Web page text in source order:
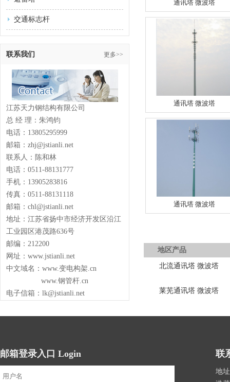
交通标志杆
联系我们 更多>>
江苏天力钢结构有限公司
总 经 理：朱鸿钧
电话：13805295999
邮箱：zhj@jstianli.net
联系人：陈和林
电话：0511-88131777
手机：13905283816
传真：0511-88131118
邮箱：chl@jstianli.net
地址：江苏省扬中市经济开发区沿江
工业园区港茂路636号
邮编：212200
网址：www.jstianli.net
中文域名：www.变电构架.cn
www.钢管杆.cn
电子信箱：lk@jstianli.net
通讯塔 微波塔
通讯塔 微波塔
通讯塔 微波塔
地区产品
北流通讯塔 微波塔
莱芜通讯塔 微波塔
邮箱登录入口 Login 联
地